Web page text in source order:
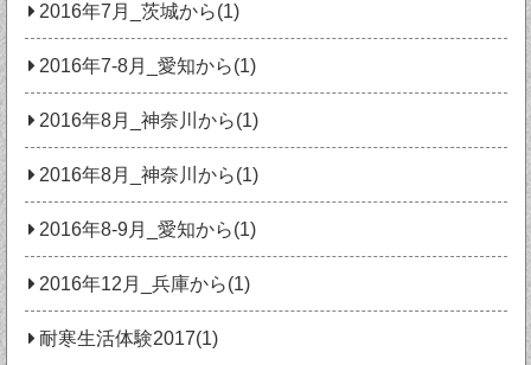
2016年7月_茨城から(1)
2016年7-8月_愛知から(1)
2016年8月_神奈川から(1)
2016年8月_神奈川から(1)
2016年8-9月_愛知から(1)
2016年12月_兵庫から(1)
耐寒生活体験2017(1)